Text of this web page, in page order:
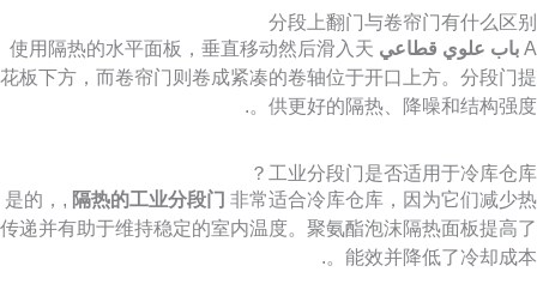
分段上翻门与卷帘门有什么区别
A باب علوي قطاعي 使用隔热的水平面板，垂直移动然后滑入天
花板下方，而卷帘门则卷成紧凑的卷轴位于开口上方。分段门提
供更好的隔热、降噪和结构强度。.
工业分段门是否适用于冷库仓库？
是的，, 隔热的工业分段门 非常适合冷库仓库，因为它们减少热
传递并有助于维持稳定的室内温度。聚氨酯泡沫隔热面板提高了
能效并降低了冷却成本。.